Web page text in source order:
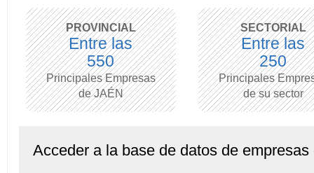
PROVINCIAL
Entre las
550
Principales Empresas
de JAÉN
SECTORIAL
Entre las
250
Principales
de su sector
Acceder a la base de datos de